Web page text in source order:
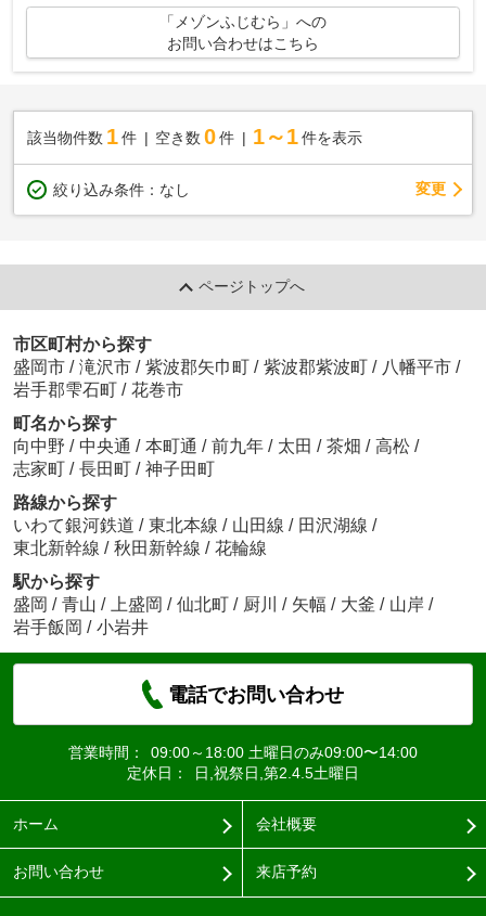
「メゾンふじむら」への
お問い合わせはこちら
該当物件数 1件 空き数 0 件 1～1 件を表示
絞り込み条件： なし 変更
ページトップへ
市区町村から探す
盛岡市 / 滝沢市 / 紫波郡矢巾町 / 紫波郡紫波町 / 八幡平市 /
岩手郡雫石町 / 花巻市
町名から探す
向中野 / 中央通 / 本町通 / 前九年 / 太田 / 茶畑 / 高松 /
志家町 / 長田町 / 神子田町
路線から探す
いわて銀河鉄道 / 東北本線 / 山田線 / 田沢湖線 /
東北新幹線 / 秋田新幹線 / 花輪線
駅から探す
盛岡 / 青山 / 上盛岡 / 仙北町 / 厨川 / 矢幅 / 大釜 / 山岸 /
岩手飯岡 / 小岩井
電話でお問い合わせ
営業時間：
09:00～18:00 土曜日のみ09:00〜14:00
定休日：
日,祝祭日,第2.4.5土曜日
ホーム 会社概要
お問い合わせ 来店予約